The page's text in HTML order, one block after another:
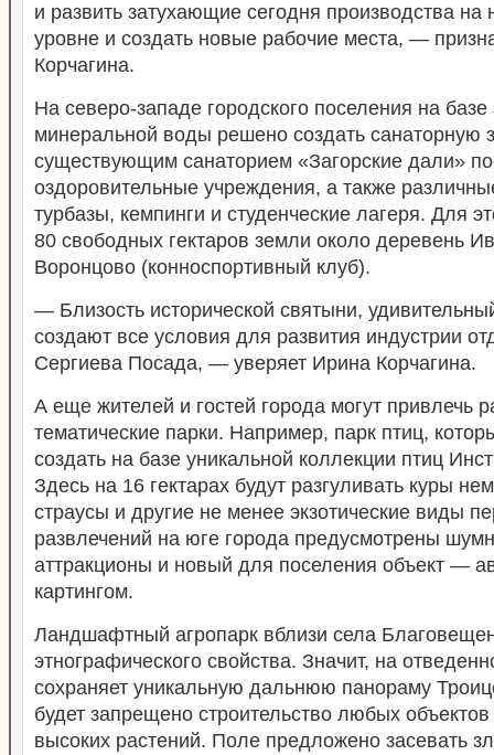
и развить затухающие сегодня производства на
уровне и создать новые рабочие места, —
Корчагина.
На северо-западе городского поселения на базе
минеральной воды решено создать санаторную
существующим санаторием «Загорские дали»
оздоровительные учреждения, а также
турбазы, кемпинги и студенческие лагеря. Для
80 свободных гектаров земли около деревень
Воронцово (конноспортивный клуб).
— Близость исторической святыни,
создают все условия для развития индустрии
Сергиева Посада, — уверяет Ирина Корчагина.
А еще жителей и гостей города могут привлечь
тематические парки. Например, парк птиц,
создать на базе уникальной коллекции птиц
Здесь на 16 гектарах будут разгуливать куры
страусы и другие не менее экзотические виды
развлечений на юге города предусмотрены
аттракционы и новый для поселения объект —
картингом.
Ландшафтный агропарк вблизи села
этнографического свойства. Значит, на
сохраняет уникальную дальнюю панораму
будет запрещено строительство любых
высоких растений. Поле предложено засевать